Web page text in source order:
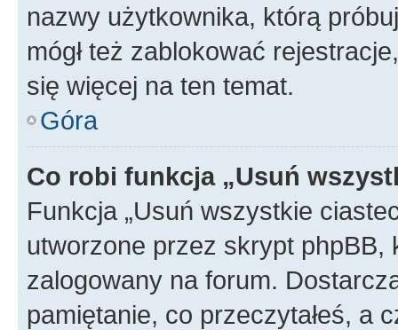
nazwy użytkownika, którą
mógł też zablokować
się więcej na ten temat.
Góra
Co robi funkcja „Usuń
Funkcja „Usuń wszystkie
utworzone przez skrypt
zalogowany na forum.
pamiętanie, co przeczytałeś, a